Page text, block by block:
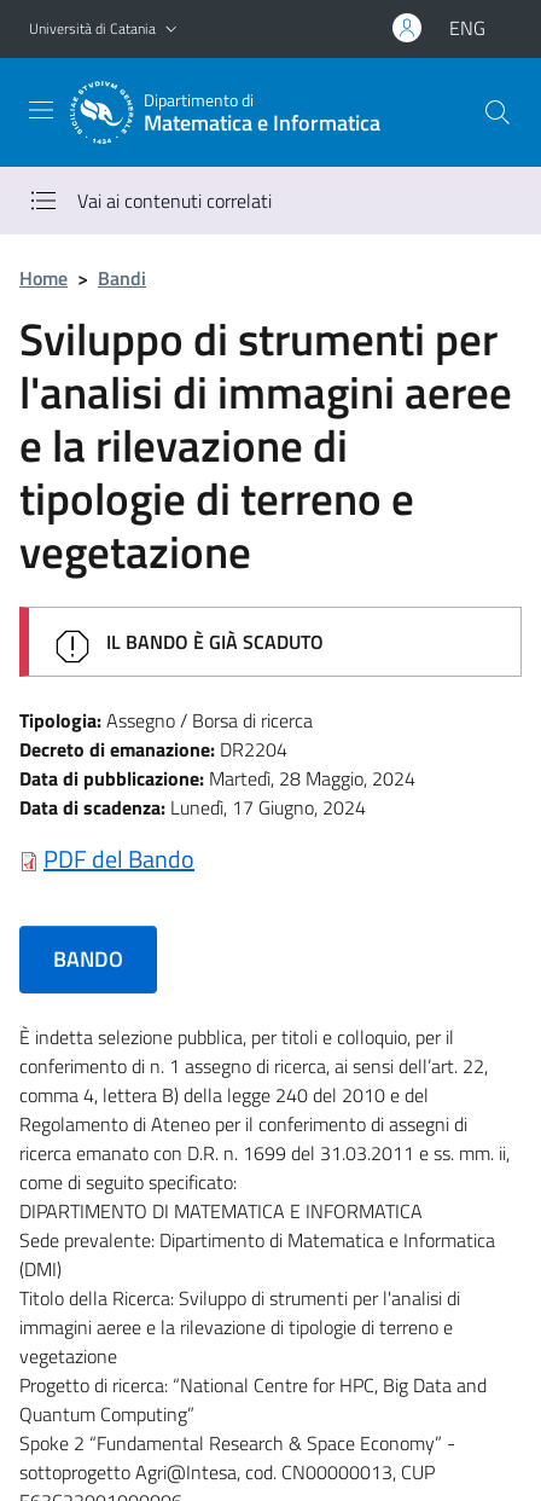
Vai al contenuto principale
Vai al menu di navigazione
Università di Catania ENG
Dipartimento di
Matematica e Informatica
Vai ai contenuti correlati
Home > Bandi
Sviluppo di strumenti per
l'analisi di immagini aeree
e la rilevazione di
tipologie di terreno e
vegetazione
IL BANDO È GIÀ SCADUTO
Tipologia:Assegno / Borsa di ricerca
Decreto di emanazione: DR2204
Data di pubblicazione: Martedì, 28 Maggio, 2024
Data di scadenza: Lunedì, 17 Giugno, 2024
PDF del Bando
BANDO
È indetta selezione pubblica, per titoli e colloquio, per il
conferimento di n. 1 assegno di ricerca, ai sensi dell’art. 22,
comma 4, lettera B) della legge 240 del 2010 e del
Regolamento di Ateneo per il conferimento di assegni di
ricerca emanato con D.R. n. 1699 del 31.03.2011 e ss. mm. ii,
come di seguito specificato:
DIPARTIMENTO DI MATEMATICA E INFORMATICA
Sede prevalente: Dipartimento di Matematica e Informatica
(DMI)
Titolo della Ricerca: Sviluppo di strumenti per l'analisi di
immagini aeree e la rilevazione di tipologie di terreno e
vegetazione
Progetto di ricerca: “National Centre for HPC, Big Data and
Quantum Computing”
Spoke 2 “Fundamental Research & Space Economy” -
sottoprogetto Agri@Intesa, cod. CN00000013, CUP